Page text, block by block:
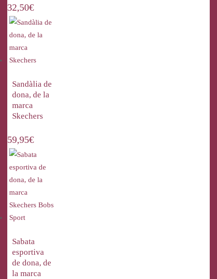
32,50€
Sandàlia de
dona, de la
marca
Skechers
59,95€
Sabata
esportiva
de dona, de
la marca